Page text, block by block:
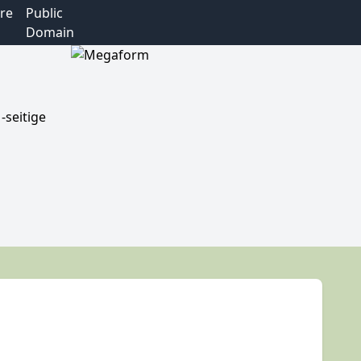
Public
Domain
seitige